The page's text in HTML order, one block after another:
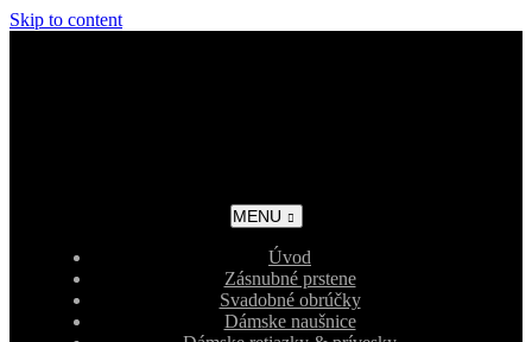
Skip to content
MENU
Úvod
Zásnubné prstene
Svadobné obrúčky
Dámske naušnice